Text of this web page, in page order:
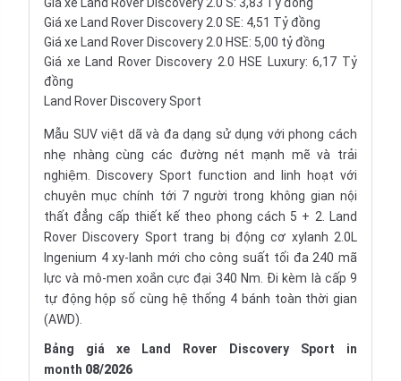
Giá xe Land Rover Discovery 2.0 S: 3,83 Tỷ đồng
Giá xe Land Rover Discovery 2.0 SE: 4,51 Tỷ đồng
Giá xe Land Rover Discovery 2.0 HSE: 5,00 tỷ đồng
Giá xe Land Rover Discovery 2.0 HSE Luxury: 6,17 Tỷ
đồng
Land Rover Discovery Sport
Mẫu SUV việt dã và đa dạng sử dụng với phong cách
nhẹ nhàng cùng các đường nét mạnh mẽ và trải
nghiệm. Discovery Sport function and linh hoạt với
chuyên mục chính tới 7 người trong không gian nội
thất đẳng cấp thiết kế theo phong cách 5 + 2. Land
Rover Discovery Sport trang bị động cơ xylanh 2.0L
Ingenium 4 xy-lanh mới cho công suất tối đa 240 mã
lực và mô-men xoắn cực đại 340 Nm. Đi kèm là cấp 9
tự động hộpsố cùng hệ thống 4 bánh toàn thời gian
(AWD).
Bảng giá xe Land Rover Discovery Sport in
month 08/2026